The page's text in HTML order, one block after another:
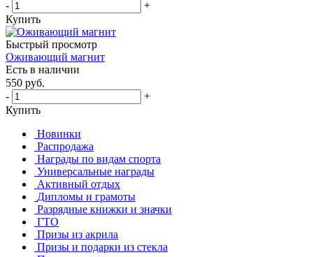
-
+
Купить
Быстрый просмотр
Оживающий магнит
Есть в наличии
550 руб.
-
+
Купить
Новинки
Распродажа
Награды по видам спорта
Универсальные награды
Активный отдых
Дипломы и грамоты
Разрядные книжки и значки
ГТО
Призы из акрила
Призы и подарки из стекла